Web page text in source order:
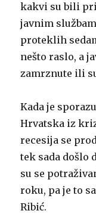
kakvi su bili
javnim
proteklih
nešto raslo, a
zamrznute ili
Kada je
Hrvatska iz
recesija se
tek sada došlo
su se
roku, pa je to
Ribić.